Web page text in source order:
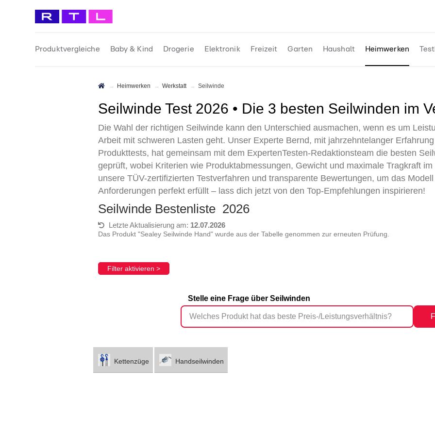
Produktvergleiche Baby & Kind Drogerie Elektronik Freizeit Garten Haushalt Heimwerken
Heimwerken Werkstatt Seilwinde
Seilwinde Test 2026 • Die 3 besten Seilwinden im
Die Wahl der richtigen Seilwinde kann den Unterschied ausmachen, wenn es um
Arbeit mit schweren Lasten geht. Unser Experte Bernd, mit jahrzehntelanger
Produkttests, hat gemeinsam mit dem ExpertenTesten-Redaktionsteam die besten
geprüft, wobei Kriterien wie Produktabmessungen, Gewicht und maximale Tragkraft
unsere TÜV-zertifizierten Testverfahren und transparente Bewertungen, um das
Anforderungen perfekt erfüllt – lass dich jetzt von den Top-Empfehlungen inspirieren!
Seilwinde Bestenliste 2026
Letzte Aktualisierung am: 12.07.2026
Das Produkt "Sealey Seilwinde Hand" wurde aus der Tabelle genommen zur erneuten Prüfung.
Filter aktivieren >
Stelle eine Frage über Seilwinden
Kettenzüge Handseilwinden